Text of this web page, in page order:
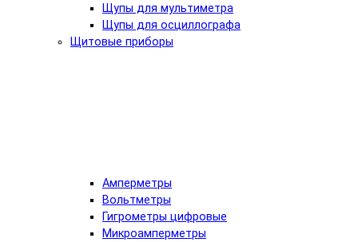
Щупы для мультиметра
Щупы для осциллографа
Щитовые приборы
Амперметры
Вольтметры
Гигрометры цифровые
Микроамперметры